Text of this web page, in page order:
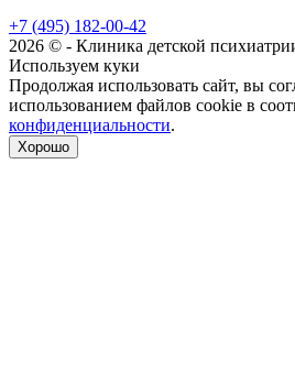
+7 (495) 182-00-42
2026 © - Клиника детской
Используем куки
Продолжая использовать сайт, вы
использованием файлов cookie в
конфиденциальности.
Хорошо